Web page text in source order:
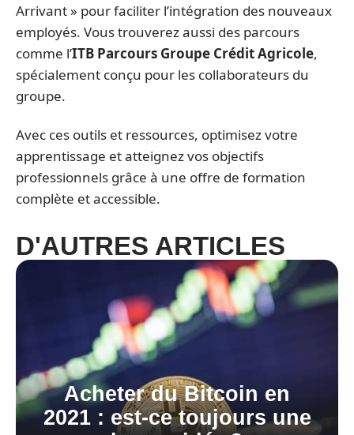
Arrivant » pour faciliter l’intégration des nouveaux
employés. Vous trouverez aussi des parcours
comme l’ITB Parcours Groupe Crédit Agricole,
spécialement conçu pour les collaborateurs du
groupe.
Avec ces outils et ressources, optimisez votre
apprentissage et atteignez vos objectifs
professionnels grâce à une offre de formation
complète et accessible.
D'AUTRES ARTICLES
Acheter du Bitcoin en
2021 : est-ce toujours une